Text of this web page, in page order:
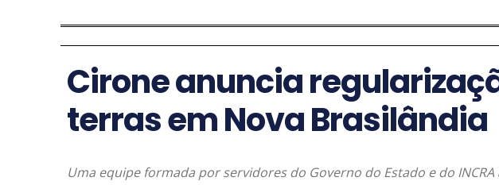
Cirone anuncia
terras em Nova Brasilândia
Uma equipe formada por servidores do Governo do Estado e do